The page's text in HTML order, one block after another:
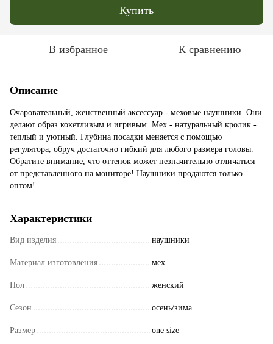
Купить
В избранное К сравнению
Описание
Очаровательный, женственный аксессуар - меховые наушники. Они
делают образ кокетливым и игривым. Мех - натуральный кролик -
теплый и уютный. Глубина посадки меняется с помощью
регулятора, обруч достаточно гибкий для любого размера головы.
Обратите внимание, что оттенок может незначительно отличаться
от представленного на мониторе! Наушники продаются только
оптом!
Характеристики
Вид изделия наушники
Материал изготовления мех
Пол женский
Сезон осень/зима
Размер one size